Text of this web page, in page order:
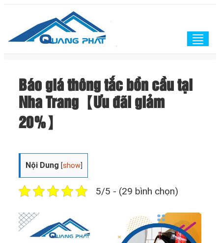
Báo giá thông tắc bồn cầu tại
Nha Trang【Ưu đãi giảm
20%】
Nội Dung [show
5/5 - (29 bình chọn)